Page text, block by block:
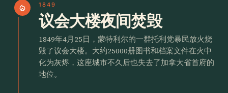
local_fire_department 1849
议会大楼夜间焚毁
1849年4月25日，蒙特利尔的一群托利党暴民放火烧
毁了议会大楼。大约25000册图书和档案文件在火中
化为灰烬，这座城市不久后也失去了加拿大省首府的
地位。